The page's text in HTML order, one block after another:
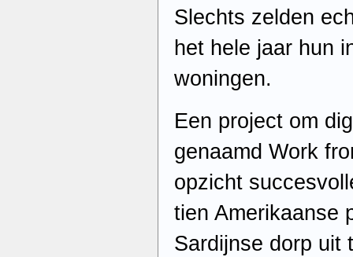
Slechts zelden
het hele jaar hun
woningen.
Een project om
genaamd Work
opzicht
tien Amerikaanse
Sardijnse dorp uit